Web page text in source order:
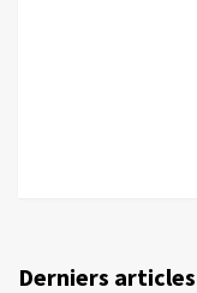
Derniers articles